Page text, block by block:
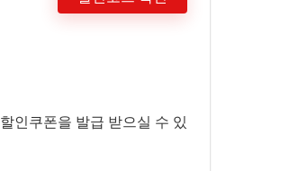
인쿠폰을 발급 받으실 수 있